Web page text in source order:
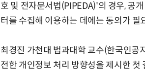
호 및 전자문서법(PIPEDA)'의 경우, 공
터를 수집해 이용하는 데에는 동의가
최경진 가천대 법과대학 교수(한국인공
전한 개인정보 처리 방향성을 제시한 첫